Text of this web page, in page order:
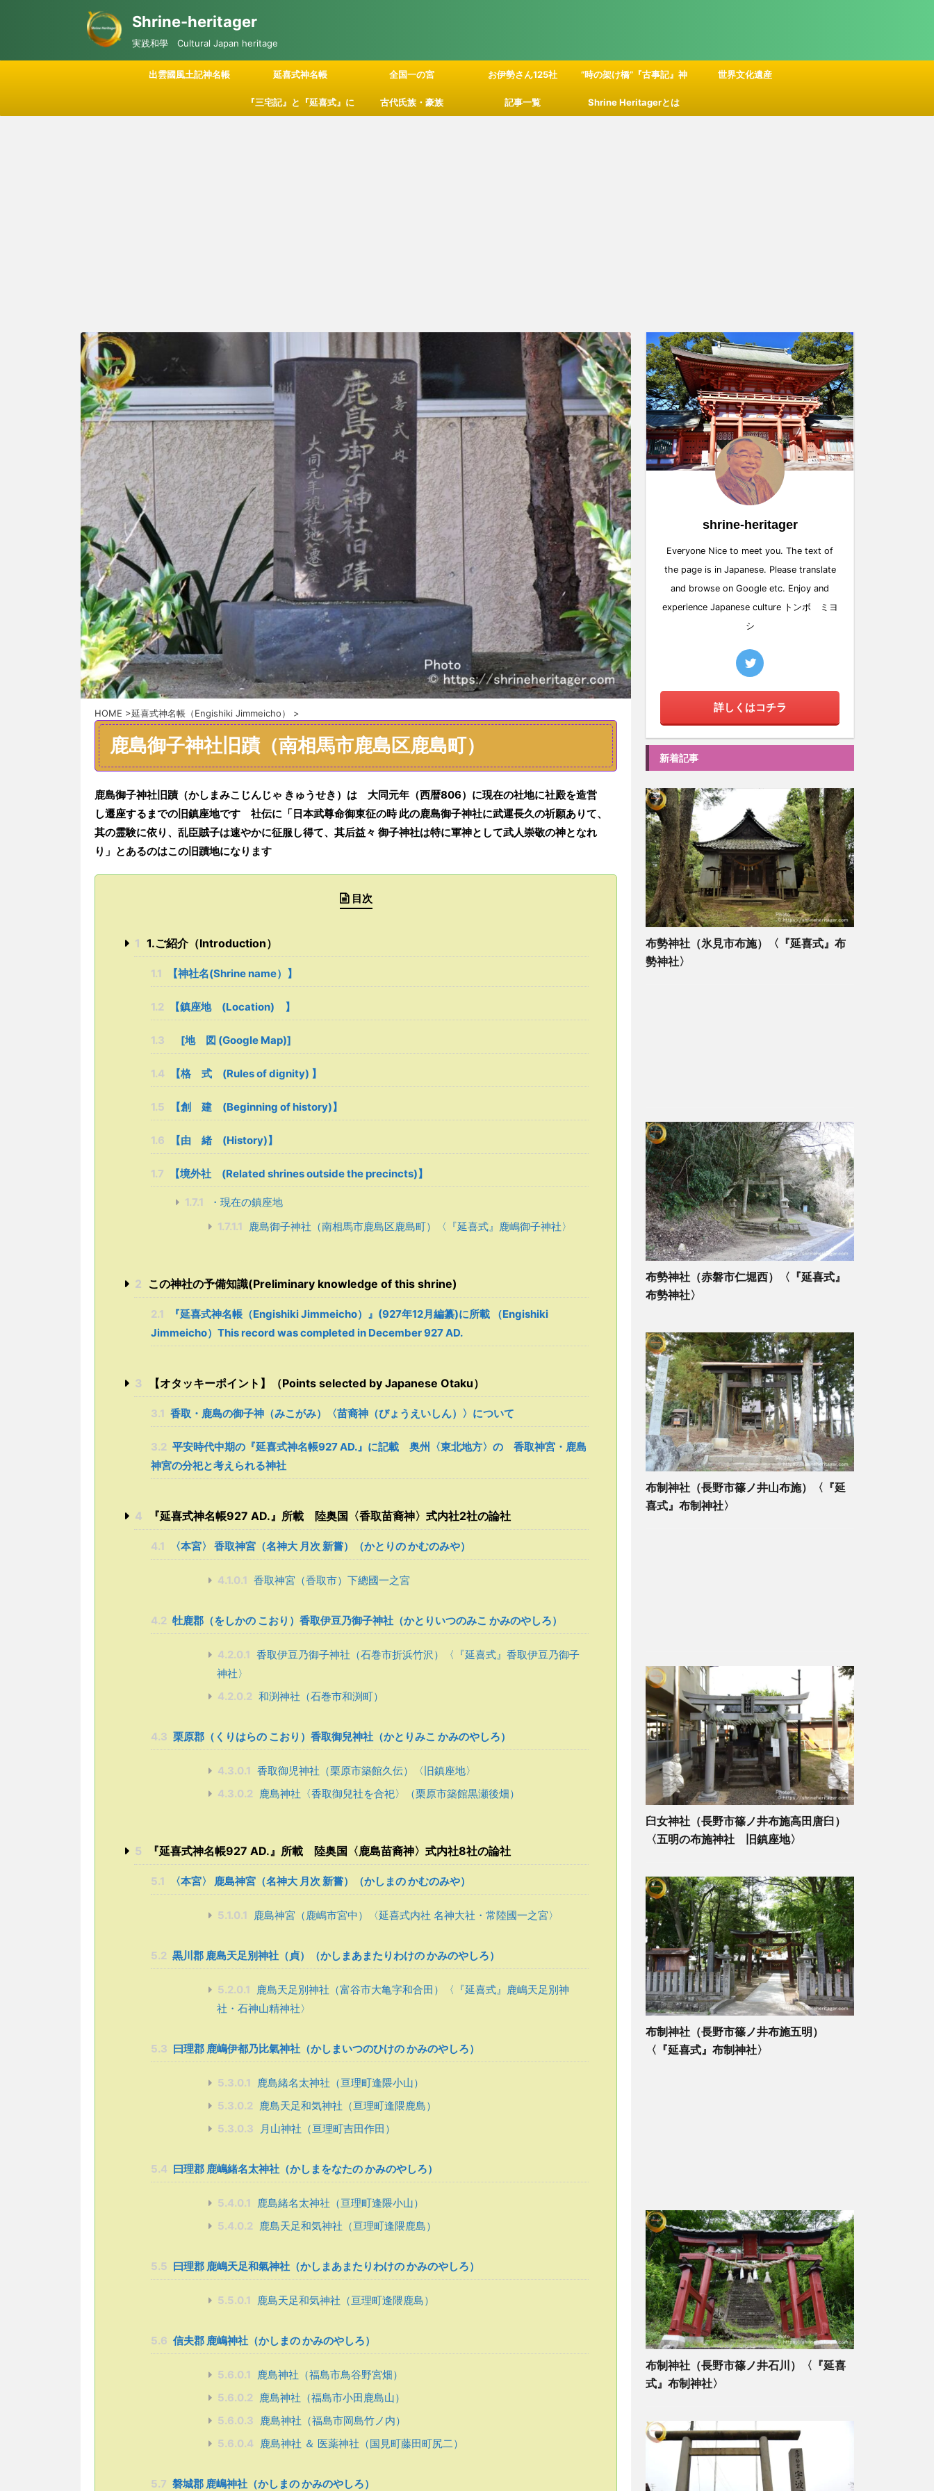
Shrine-heritager
実践和學 Cultural Japan heritage
出雲國風土記神名帳 延喜式神名帳 全国一の宮 お伊勢さん125社 ”時の架け橋”『古事記』神
話の舞台
世界文化遺産
『三宅記』と『延喜式』に 古代氏族・豪族 記事一覧 Shrine Heritagerとは
HOME >延喜式神名帳（Engishiki Jimmeicho） >
鹿島御子神社旧蹟（南相馬市鹿島区鹿島町）
鹿島御子神社旧蹟（かしまみこじんじゃ きゅうせき ）は 大同元年（西暦806） に現在の社地に社殿を造営
し遷座するまでの旧鎮座地です 社伝に「 日本武尊命御東征の時此の鹿島御子神社に武運長久の祈願ありて、
其の霊験に依り、乱臣賊子は速やかに征服し得て、其后益々 御子神社は特に軍神として武人崇敬の神となれ
り 」とあるのはこの旧蹟地になります
目次
1 1.ご紹介（Introduction）
1.1 【神社名(Shrine name）】
1.2 【鎮座地 (Location) 】
1.3 [地 図 (Google Map)]
1.4 【格 式 (Rules of dignity) 】
1.5 【創 建 (Beginning of history)】
1.6 【由 緒 (History)】
1.7 【境外社 (Related shrines outside the precincts)】
1.7.1
・現在の鎮座地
1.7.1.1
鹿島御子神社（南相馬市鹿島区鹿島町）〈『延喜式』鹿嶋御子神社〉
2 この神社の予備知識(Preliminary knowledge of this shrine)
2.1
『延喜式神名帳（Engishiki Jimmeicho）』(927年12月編纂)に所載 （Engishiki
Jimmeicho）This record was completed in December 927 AD.
3 【オタッキーポイント】（Points selected by Japanese Otaku）
3.1 香取・鹿島の御子神（みこがみ）〈苗裔神（びょうえいしん）〉について
3.2 平安時代中期の『延喜式神名帳927 AD.』に記載 奥州〈東北地方〉の 香取神宮・鹿島
神宮の分祀と考えられる神社
4 『延喜式神名帳927 AD.』所載 陸奥国〈香取苗裔神〉式内社2社の論社
4.1 〈本宮〉 香取神宮（名神大 月次 新嘗）（かとりの かむのみや）
4.1.0.1 香取神宮（香取市）下總國一之宮
4.2 牡鹿郡（をしかの こおり）香取伊豆乃御子神社（かとりいつのみこ かみのやしろ）
4.2.0.1 香取伊豆乃御子神社（石巻市折浜竹沢）〈『延喜式』香取伊豆乃御子
神社〉
4.2.0.2 和渕神社（石巻市和渕町）
4.3 栗原郡（くりはらの こおり）香取御兒神社（かとりみこ かみのやしろ）
4.3.0.1 香取御児神社（栗原市築館久伝）〈旧鎮座地〉
4.3.0.2
鹿島神社〈香取御兒社を合祀〉（栗原市築館黒瀬後畑）
5 『延喜式神名帳927 AD.』所載 陸奥国〈鹿島苗裔神〉式内社8社の論社
5.1 〈本宮〉 鹿島神宮（名神大 月次 新嘗）（かしまの かむのみや）
5.1.0.1 鹿島神宮（鹿嶋市宮中）〈延喜式内社 名神大社・常陸國一之宮〉
5.2 黒川郡 鹿島天足別神社（貞）（かしまあまたりわけの かみのやしろ）
5.2.0.1
鹿島天足別神社（富谷市大亀字和合田）〈『延喜式』鹿嶋天足別神
社・石神山精神社〉
5.3 曰理郡 鹿嶋伊都乃比氣神社（かしまいつのひけの かみのやしろ）
5.3.0.1
鹿島緒名太神社（亘理町逢隈小山）
5.3.0.2
鹿島天足和気神社（亘理町逢隈鹿島）
5.3.0.3
月山神社（亘理町吉田作田）
5.4 曰理郡 鹿嶋緒名太神社（かしまをなたの かみのやしろ）
5.4.0.1
鹿島緒名太神社（亘理町逢隈小山）
5.4.0.2
鹿島天足和気神社（亘理町逢隈鹿島）
5.5 曰理郡 鹿嶋天足和氣神社（かしまあまたりわけの かみのやしろ）
5.5.0.1 鹿島天足和気神社（亘理町逢隈鹿島）
5.6 信夫郡 鹿嶋神社（かしまの かみのやしろ）
5.6.0.1
鹿島神社（福島市鳥谷野宮畑）
5.6.0.2
鹿島神社（福島市小田鹿島山）
5.6.0.3
鹿島神社（福島市岡島竹ノ内）
5.6.0.4
鹿島神社 ＆ 医薬神社（国見町藤田町尻二）
5.7 磐城郡 鹿嶋神社（かしまの かみのやしろ）
shrine-heritager
Everyone Nice to meet you. The text of
the page is in Japanese. Please translate
and browse on Google etc. Enjoy and
experience Japanese culture トンボ ミヨ
シ
詳しくはコチラ
新着記事
布勢神社（氷見市布施）〈『延喜式』布
勢神社〉
布勢神社（赤磐市仁堀西）〈『延喜式』
布勢神社〉
布制神社（長野市篠ノ井山布施）〈『延
喜式』布制神社〉
臼女神社（長野市篠ノ井布施高田唐臼）
〈五明の布施神社 旧鎮座地〉
布制神社（長野市篠ノ井布施五明）
〈『延喜式』布制神社〉
布制神社（長野市篠ノ井石川）〈『延喜
式』布制神社〉